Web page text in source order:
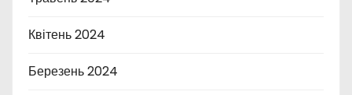
Квітень 2024
Березень 2024